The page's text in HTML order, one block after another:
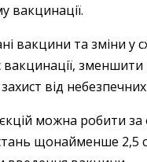
вакцинації.
вакцини та зміни у
зменшити
від небезпечних
можна робити
щонайменше 2,5